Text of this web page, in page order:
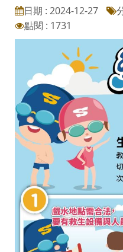
日期 : 2024-12-27
點閱 : 1731